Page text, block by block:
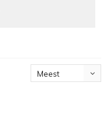
Meest